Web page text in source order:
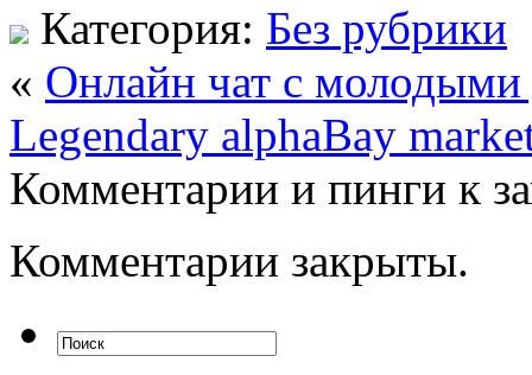
Категория: Без рубрики
« Онлайн чат с молодыми
Legendary alphaBay
Комментарии и пинги к
Комментарии закрыты.